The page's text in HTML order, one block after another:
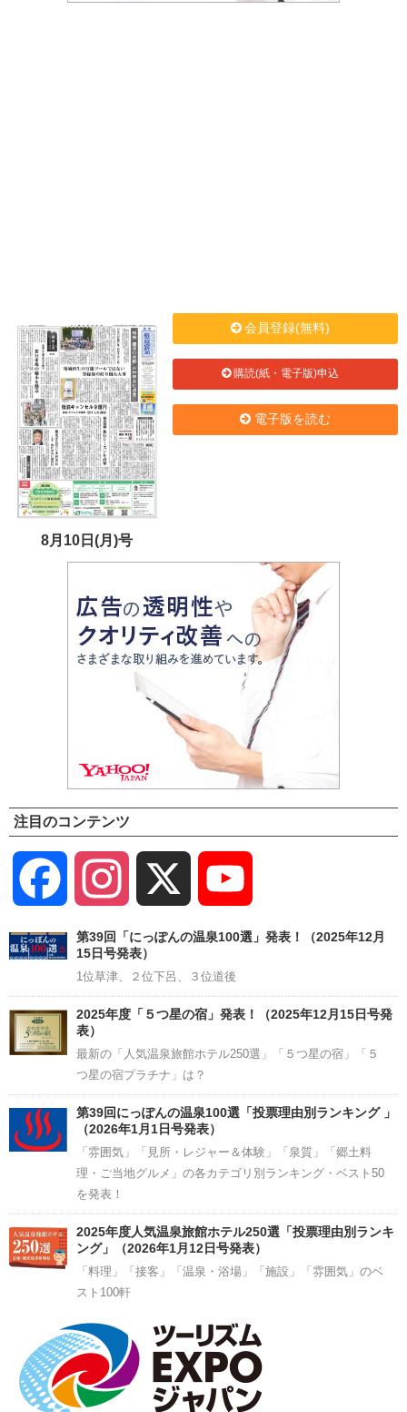
8月10日(月)号
会員登録(無料)
購読(紙・電子版)申込
電子版を読む
注目のコンテンツ
Facebook Instagram
Channel
第39回「にっぽんの温泉100選」発表！（2025年12月
15日号発表）
1位草津、２位下呂、３位道後
2025年度「５つ星の宿」発表！（2025年12月15日号発
表）
最新の「人気温泉旅館ホテル250選」「５つ星の宿」「５
つ星の宿プラチナ」は？
第39回にっぽんの温泉100選「投票理由別ランキング 」
（2026年1月1日号発表）
「雰囲気」「見所・レジャー＆体験」「泉質」「郷土料
理・ご当地グルメ」の各カテゴリ別ランキング・ベスト50
を発表！
2025年度人気温泉旅館ホテル250選「投票理由別ランキ
ング」（2026年1月12日号発表）
「料理」「接客」「温泉・浴場」「施設」「雰囲気」のベ
スト100軒